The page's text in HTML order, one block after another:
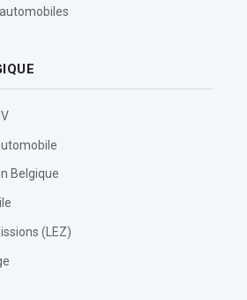
Belgique
(LEZ)